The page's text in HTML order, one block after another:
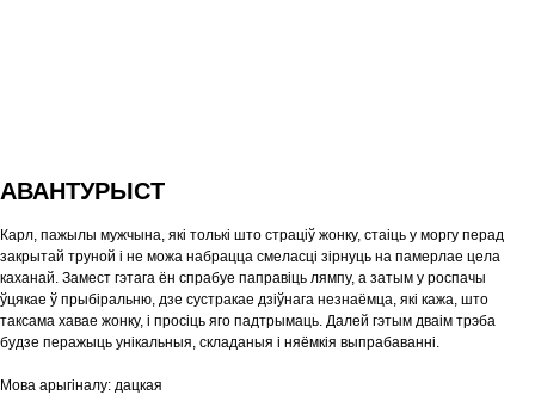
АВАНТУРЫСТ
Карл, пажылы мужчына, які толькі што страціў жонку, стаіць у моргу перад
закрытай труной і не можа набрацца смеласці зірнуць на памерлае цела
каханай. Замест гэтага ён спрабуе паправіць лямпу, а затым у роспачы
ўцякае ў прыбіральню, дзе сустракае дзіўнага незнаёмца, які кажа, што
таксама хавае жонку, і просіць яго падтрымаць. Далей гэтым дваім трэба
будзе перажыць унікальныя, складаныя і няёмкія выпрабаванні.
Мова арыгіналу: дацкая